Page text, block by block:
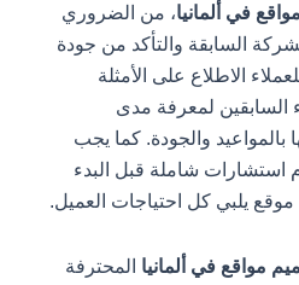
في ألمانيا، من الضروري
السابقة والتأكد من جودة
الاطلاع على الأمثلة
السابقين لمعرفة مدى
بالمواعيد والجودة. كما يجب
استشارات شاملة قبل البدء
يلبي كل احتياجات العميل.
مواقع في ألمانياالمحترفة